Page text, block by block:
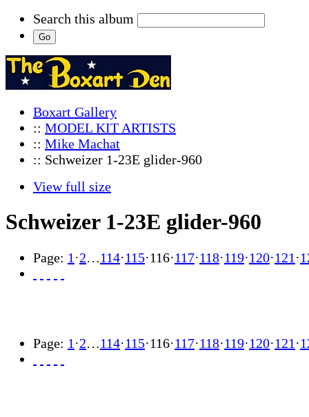
Search this album
Boxart Gallery
:: MODEL KIT ARTISTS
:: Mike Machat
:: Schweizer 1-23E glider-960
View full size
Schweizer 1-23E glider-960
Page: 1 ·2…114·115·116·117·118·119·120·121 ·
Page: 1 ·2…114·115·116·117·118·119·120·121 ·